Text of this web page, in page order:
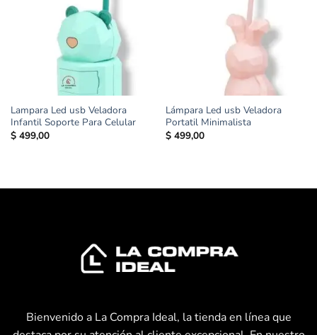
Lampara Led usb Veladora
Infantil Soporte Para Celular
$499,00
Lámpara Led usb Veladora
Portatil Minimalista
$499,00
Bienvenido a La Compra Ideal, la tienda en línea que